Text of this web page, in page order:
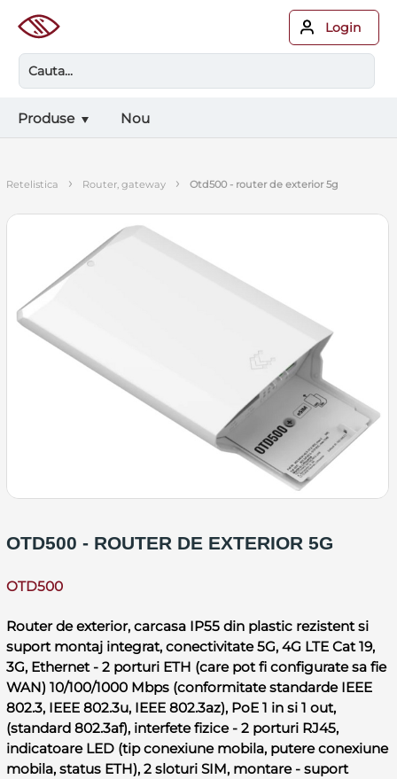
Login
Produse Nou
retelistica › router, gateway › otd500 - router de exterior 5g
OTD500 - ROUTER DE EXTERIOR 5G
OTD500
Router de exterior, carcasa IP55 din plastic rezistent si
suport montaj integrat, conectivitate 5G, 4G LTE Cat 19,
3G, Ethernet - 2 porturi ETH (care pot fi configurate sa fie
WAN) 10/100/1000 Mbps (conformitate standarde IEEE
802.3, IEEE 802.3u, IEEE 802.3az), PoE 1 in si 1 out,
(standard 802.3af), interfete fizice - 2 porturi RJ45,
indicatoare LED (tip conexiune mobila, putere conexiune
mobila, status ETH), 2 sloturi SIM, montare - suport